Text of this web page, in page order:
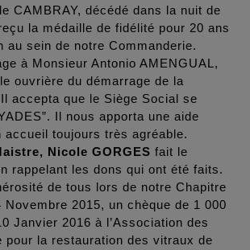
CAMBRAY, décédé dans la nuit de
la médaille de fidélité pour 20 ans
au sein de notre Commanderie.
à Monsieur Antonio AMENGUAL,
ouvrière du démarrage de la
accepta que le Siège Social se
Il nous apporta une aide
accueil toujours très agréable.
Nicole GORGES fait le
rappelant les dons qui ont été faits.
de tous lors de notre Chapitre
2015, un chèque de 1 000
Janvier 2016 à l’Association des
pour la restauration des vitraux de